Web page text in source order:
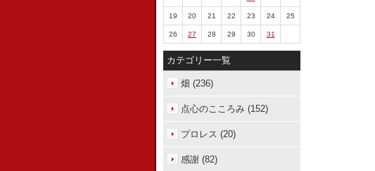
19 20 21 22 23 24 25
26 27 28 29 30 31
カテゴリー一覧
畑 (236)
点心のこころみ (152)
プロレス (20)
感謝 (82)